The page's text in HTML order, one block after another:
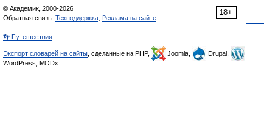
18+
© Академик, 2000-2026
Обратная связь: Техподдержка Реклама на сайте
👣 Путешествия
Экспорт словарей на сайты , сделанные на PHP, Joomla,
Drupal,
WordPress, MODx.